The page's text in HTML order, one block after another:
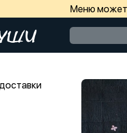
Меню может